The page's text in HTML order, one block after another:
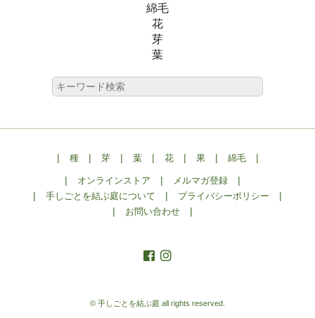
綿毛
花
芽
葉
| 種| 芽| 葉| 花| 果| 綿毛|
| オンラインストア | メルマガ登録 |
| 手しごとを結ぶ庭について | プライバシーポリシー |
| お問い合わせ |
© 手しごとを結ぶ庭 all rights reserved.